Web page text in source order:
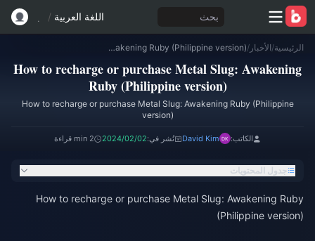
بحث اللغة العربية /
الرئيسية/الأخبار /
How to recharge or purchase Metal Slug: Awakening Ruby (Philippine version)
How to recharge or purchase Metal Slug: Awakening
Ruby (Philippine version)
How to recharge or purchase Metal Slug: Awakening Ruby (Philippine
version)
الكاتب: David Kim نُشر في:2024/02/02 2 min قراءة
جدول المحتويات
How to recharge or purchase Metal Slug: Awakening Ruby
(Philippine version)